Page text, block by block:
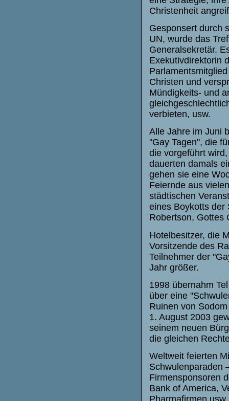
Christenheit
Gesponsert durch
UN, wurde das
Generalsekretär.
Exekutivdirektorin
Christen und
Mündigkeits- und
verbieten, usw.
Alle Jahre im Juni
"Gay Tagen", die
die vorgeführt
dauerten damals
gehen sie eine
Feiernde aus
städtischen
eines Boykotts der
Robertson, Gottes
Hotelbesitzer, die
Vorsitzende des
Teilnehmer der
Jahr größer.
1998 übernahm
über eine
Ruinen von
1. August 2003
seinem neuen
die gleichen
Weltweit feierten
Schwulenparaden
Firmensponsoren
Bank of America,